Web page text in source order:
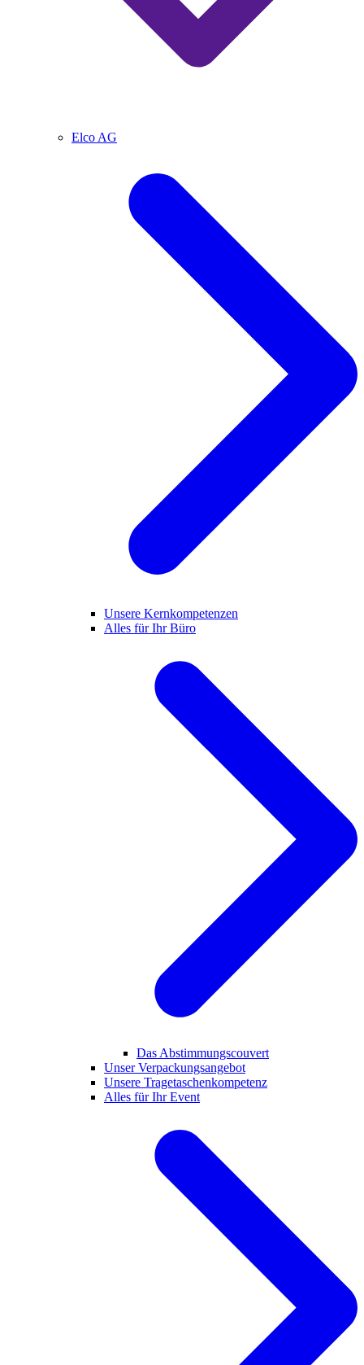
Elco AG
Unsere Kernkompetenzen
Alles für Ihr Büro
Das Abstimmungscouvert
Unser Verpackungsangebot
Unsere Tragetaschenkompetenz
Alles für Ihr Event